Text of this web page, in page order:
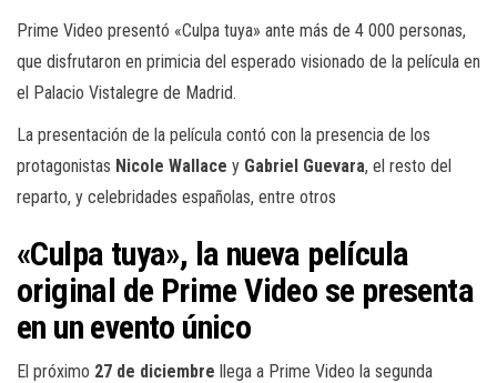
Prime Video presentó «Culpa tuya» ante más de 4 000 personas,
que disfrutaron en primicia del esperado visionado de la película en
el Palacio Vistalegre de Madrid.
La presentación de la película contó con la presencia de los
protagonistas Nicole Wallace y Gabriel Guevara, el resto del
reparto, y celebridades españolas, entre otros
«Culpa tuya», la nueva película
original de Prime Video se presenta
en un evento único
El próximo 27 de diciembre llega a Prime Video la segunda